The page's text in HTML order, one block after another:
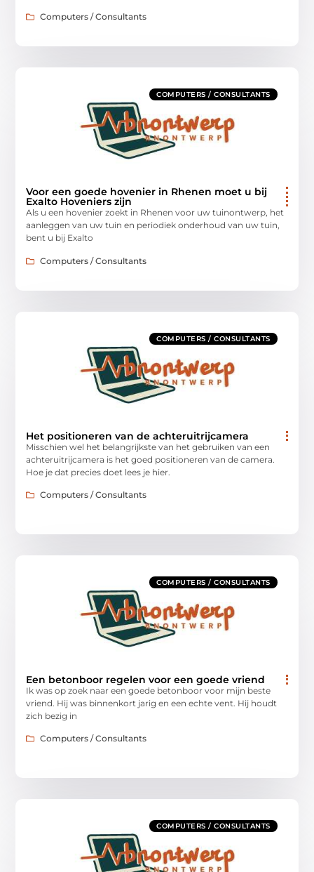
Computers / Consultants
COMPUTERS / CONSULTANTS
Voor een goede hovenier in Rhenen moet u bij
Exalto Hoveniers zijn
Als u een hovenier zoekt in Rhenen voor uw tuinontwerp, het
aanleggen van uw tuin en periodiek onderhoud van uw tuin,
bent u bij Exalto
Computers / Consultants
COMPUTERS / CONSULTANTS
Het positioneren van de achteruitrijcamera
Misschien wel het belangrijkste van het gebruiken van een
achteruitrijcamera is het goed positioneren van de camera.
Hoe je dat precies doet lees je hier.
Computers / Consultants
COMPUTERS / CONSULTANTS
Een betonboor regelen voor een goede vriend
Ik was op zoek naar een goede betonboor voor mijn beste
vriend. Hij was binnenkort jarig en een echte vent. Hij houdt
zich bezig in
Computers / Consultants
COMPUTERS / CONSULTANTS